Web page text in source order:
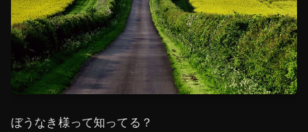
ぼうなき様って知ってる？